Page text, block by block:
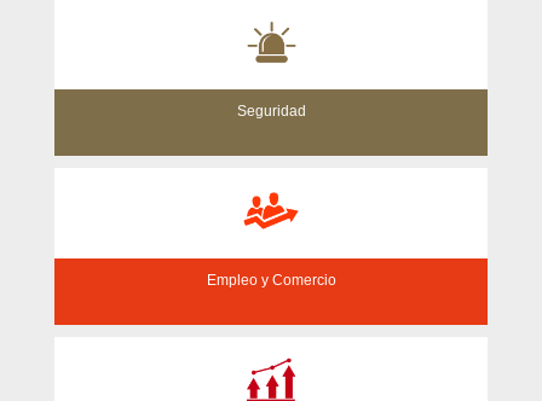
Seguridad
Empleo y Comercio